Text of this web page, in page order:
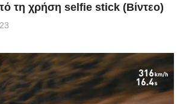
τη χρήση selfie stick (Βίντεο)